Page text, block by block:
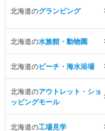
北海道のグランピング
北海道の水族館・動物園
北海道のビーチ・海水浴場
北海道のアウトレット・ショ
ッピングモール
北海道の工場見学